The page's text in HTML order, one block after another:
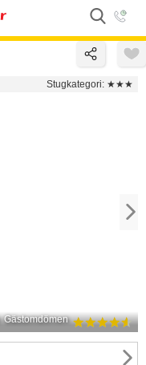
Stugkategori: ★★★
Gästomdömen